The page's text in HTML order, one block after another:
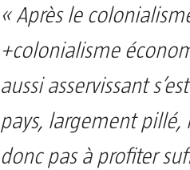
« Après le
+colonialisme
aussi asservissant
pays, largement pillé,
donc pas à profiter